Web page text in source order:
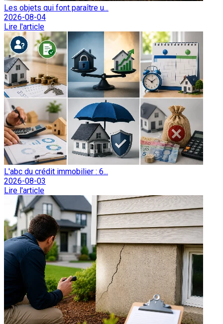
Les objets qui font paraître u...
2026-08-04
Lire l'article
L'abc du crédit immobilier : 6...
2026-08-03
Lire l'article